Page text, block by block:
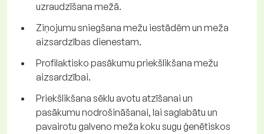
uzraudzīšana mežā.
Ziņojumu sniegšana mežu iestādēm un meža
aizsardzības dienestam.
Profilaktisko pasākumu priekšlikšana mežu
aizsardzībai.
Priekšlikšana sēklu avotu atzīšanai un
pasākumu nodrošināšanai, lai saglabātu un
pavairotu galveno meža koku sugu ģenētiskos